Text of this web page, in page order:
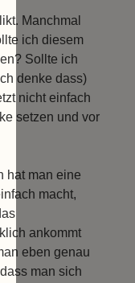
Manchmal
ich diesem
Sollte ich
denke dass)
nicht einfach
setzen und vor
hat man eine
macht,
ankommt
eben genau
man sich